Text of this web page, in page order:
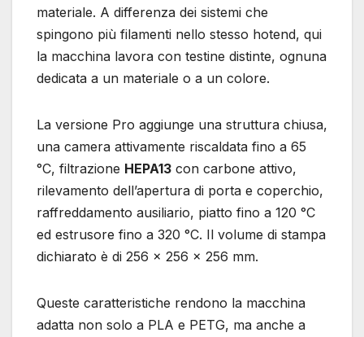
materiale. A differenza dei sistemi che
spingono più filamenti nello stesso hotend, qui
la macchina lavora con testine distinte, ognuna
dedicata a un materiale o a un colore.
La versione Pro aggiunge una struttura chiusa,
una camera attivamente riscaldata fino a 65
°C, filtrazione HEPA13 con carbone attivo,
rilevamento dell’apertura di porta e coperchio,
raffreddamento ausiliario, piatto fino a 120 °C
ed estrusore fino a 320 °C. Il volume di stampa
dichiarato è di 256 × 256 × 256 mm.
Queste caratteristiche rendono la macchina
adatta non solo a PLA e PETG, ma anche a